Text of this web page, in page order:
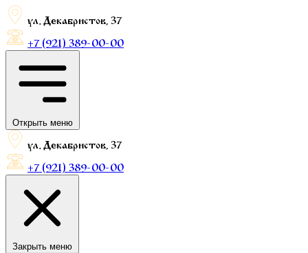
ул. Декабристов, 37
+7 (921) 389-00-00
Открыть меню
ул. Декабристов, 37
+7 (921) 389-00-00
Закрыть меню